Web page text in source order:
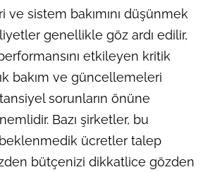
sistem bakımını düşünmek
genellikle göz ardı edilir,
etkileyen kritik
bakım ve güncellemeleri
sorunların önüne
Bazı şirketler, bu
ücretler talep
bütçenizi dikkatlice gözden